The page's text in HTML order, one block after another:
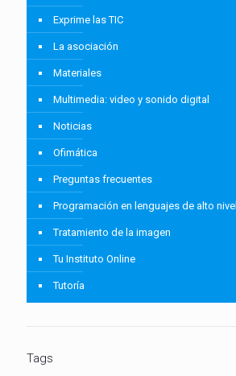
Exprime las TIC
La asociación
Materiales
Multimedia: video y sonido digital
Noticias
Ofimática
Preguntas frecuentes
Programación en lenguajes de alto nivel
Tratamiento de la imagen
Tu Instituto Online
Tutoría
Tags